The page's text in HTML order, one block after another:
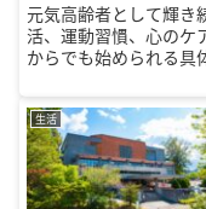
元気高齢者として輝き
活、運動習慣、心のケ
からでも始められる具
生活